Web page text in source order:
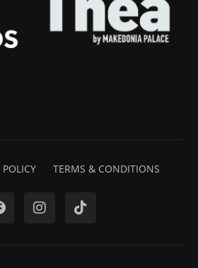
POLICY
TERMS & CONDITIONS